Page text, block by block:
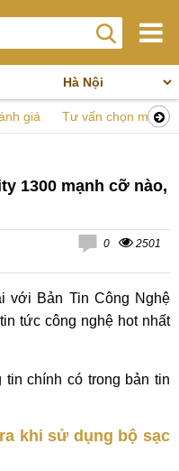
giá Tư vấn chọn mua
1300 mạnh cỡ nào,
0 2501
với Bản Tin Công Nghệ
tức công nghệ hot nhất
chính có trong bản tin
khi sử dụng bộ sạc